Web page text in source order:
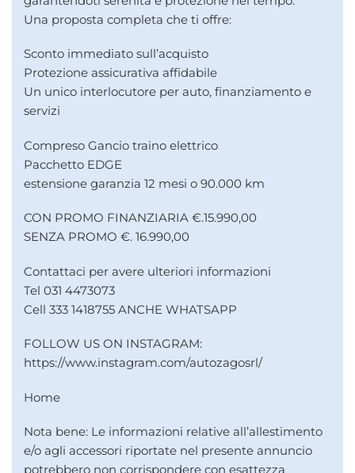
Una proposta completa che ti offre:
Sconto immediato sull’acquisto
Protezione assicurativa affidabile
Un unico interlocutore per auto, finanziamento e
servizi
Compreso Gancio traino elettrico
Pacchetto EDGE
estensione garanzia 12 mesi o 90.000 km
CON PROMO FINANZIARIA €.15.990,00
SENZA PROMO €. 16.990,00
Contattaci per avere ulteriori informazioni
Tel 031 4473073
Cell 333 1418755 ANCHE WHATSAPP
FOLLOW US ON INSTAGRAM:
https://www.instagram.com/autozagosrl/
Home
Nota bene: Le informazioni relative all’allestimento
e/o agli accessori riportate nel presente annuncio
potrebbero non corrispondere con esattezza